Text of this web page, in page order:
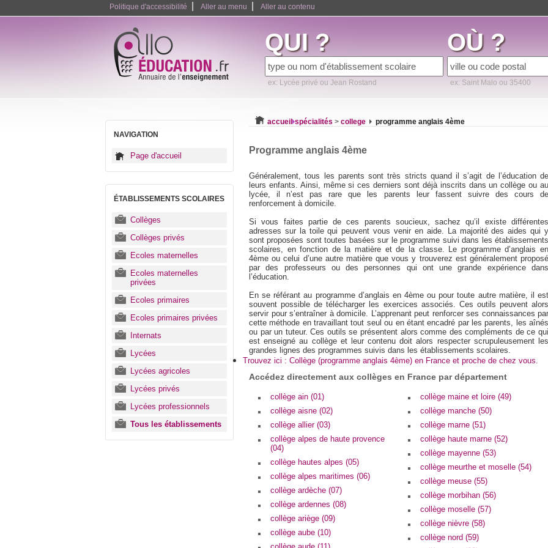
Politique d'accessibilité Aller au menu Aller au contenu
QUI ?
ex: Lycée privé ou Jean Rostand
OÙ ?
ex: Saint Malo ou 35400
NAVIGATION
Page d'accueil
ÉTABLISSEMENTS SCOLAIRES
Collèges
Collèges privés
Ecoles maternelles
Ecoles maternelles
privées
Ecoles primaires
Ecoles primaires privées
Internats
Lycées
Lycées agricoles
Lycées privés
Lycées professionnels
Tous les établissements
accueil spécialités > college programme anglais 4ème
Programme anglais 4ème
Généralement, tous les parents sont très stricts quand il s’agit de l’éducation de
leurs enfants. Ainsi, même si ces derniers sont déjà inscrits dans un collège ou au
lycée, il n’est pas rare que les parents leur fassent suivre des cours de
renforcement à domicile.
Si vous faites partie de ces parents soucieux, sachez qu’il existe différentes
adresses sur la toile qui peuvent vous venir en aide. La majorité des aides qui y
sont proposées sont toutes basées sur le programme suivi dans les établissements
scolaires, en fonction de la matière et de la classe. Le programme d’anglais en
4ème ou celui d’une autre matière que vous y trouverez est généralement proposé
par des professeurs ou des personnes qui ont une grande expérience dans
l’éducation.
En se référant au programme d’anglais en 4ème ou pour toute autre matière, il est
souvent possible de télécharger les exercices associés. Ces outils peuvent alors
servir pour s’entraîner à domicile. L’apprenant peut renforcer ses connaissances par
cette méthode en travaillant tout seul ou en étant encadré par les parents, les aînés
ou par un tuteur. Ces outils se présentent alors comme des compléments de ce qui
est enseigné au collège et leur contenu doit alors respecter scrupuleusement les
grandes lignes des programmes suivis dans les établissements scolaires.
Trouvez ici : Collège (programme anglais 4ème) en France et proche de chez vous.
Accédez directement aux collèges en France par département
collège ain (01)
collège aisne (02)
collège allier (03)
collège alpes de haute provence
(04)
collège hautes alpes (05)
collège alpes maritimes (06)
collège ardèche (07)
collège ardennes (08)
collège ariège (09)
collège aube (10)
collège maine et loire (49)
collège manche (50)
collège marne (51)
collège haute marne (52)
collège mayenne (53)
collège meurthe et moselle (54)
collège meuse (55)
collège morbihan (56)
collège moselle (57)
collège nièvre (58)
collège nord (59)